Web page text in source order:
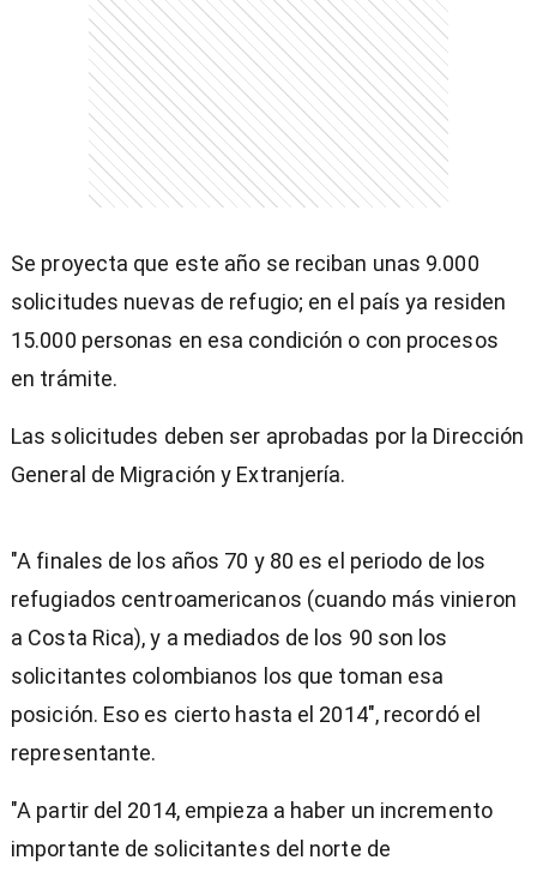
Se proyecta que este año se reciban unas 9.000
solicitudes nuevas de refugio; en el país ya residen
15.000 personas en esa condición o con procesos
en trámite.
Las solicitudes deben ser aprobadas por la Dirección
General de Migración y Extranjería.
"A finales de los años 70 y 80 es el periodo de los
refugiados centroamericanos (cuando más vinieron
a Costa Rica), y a mediados de los 90 son los
solicitantes colombianos los que toman esa
posición. Eso es cierto hasta el 2014", recordó el
representante.
"A partir del 2014, empieza a haber un incremento
importante de solicitantes del norte de